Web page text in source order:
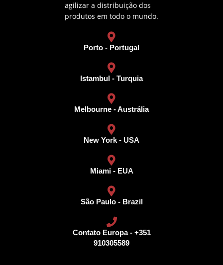
agilizar a distribuição dos
produtos em todo o mundo.
Porto - Portugal
Istambul - Turquia
Melbourne - Austrália
New York - USA
Miami - EUA
São Paulo - Brazil
Contato Europa - +351
910305589